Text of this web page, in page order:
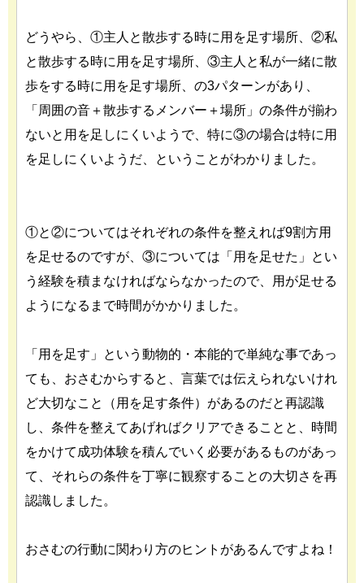
どうやら、①主人と散歩する時に用を足す場所、②私
と散歩する時に用を足す場所、③主人と私が一緒に散
歩をする時に用を足す場所、の3パターンがあり、
「周囲の音＋散歩するメンバー＋場所」の条件が揃わ
ないと用を足しにくいようで、特に③の場合は特に用
を足しにくいようだ、ということがわかりました。
①と②についてはそれぞれの条件を整えれば9割方用
を足せるのですが、③については「用を足せた」とい
う経験を積まなければならなかったので、用が足せる
ようになるまで時間がかかりました。
「用を足す」という動物的・本能的で単純な事であっ
ても、おさむからすると、言葉では伝えられないけれ
ど大切なこと（用を足す条件）があるのだと再認識
し、条件を整えてあげればクリアできることと、時間
をかけて成功体験を積んでいく必要があるものがあっ
て、それらの条件を丁寧に観察することの大切さを再
認識しました。
おさむの行動に関わり方のヒントがあるんですよね！